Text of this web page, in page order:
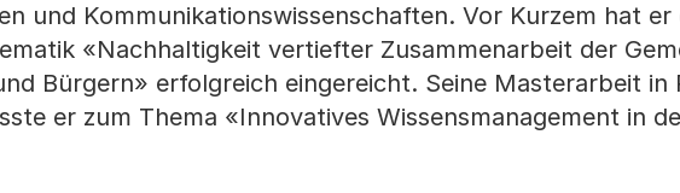
und Kommunikationswissenschaften. Vor Kurzem hat er
«Nachhaltigkeit vertiefter Zusammenarbeit der
Bürgern» erfolgreich eingereicht. Seine Masterarbeit in
er zum Thema «Innovatives Wissensmanagement in